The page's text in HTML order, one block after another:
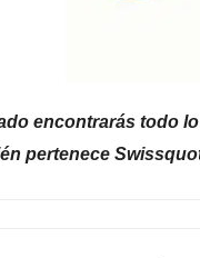
encontrarás todo
pertenece